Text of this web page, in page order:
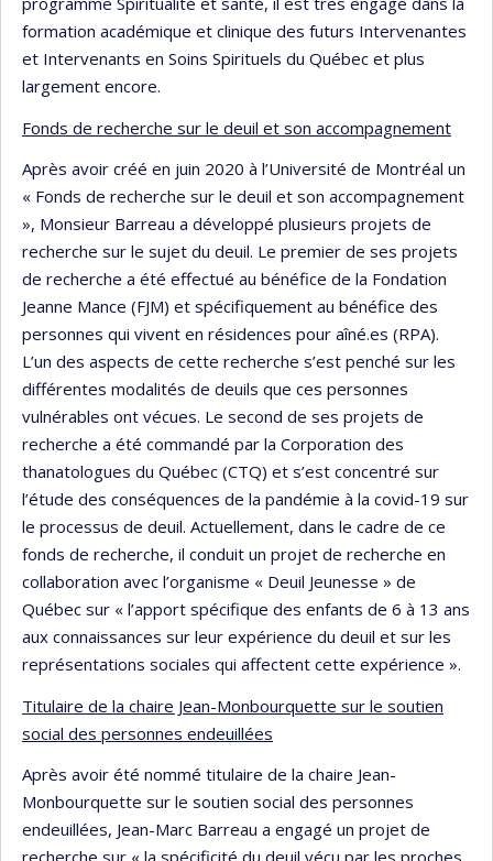
formation académique et clinique des futurs Intervenantes
et Intervenants en Soins Spirituels du Québec et plus
largement encore.
Fonds de recherche sur le deuil et son accompagnement
Après avoir créé en juin 2020 à l’Université de Montréal un
« Fonds de recherche sur le deuil et son accompagnement
», Monsieur Barreau a développé plusieurs projets de
recherche sur le sujet du deuil. Le premier de ses projets
de recherche a été effectué au bénéfice de la Fondation
Jeanne Mance (FJM) et spécifiquement au bénéfice des
personnes qui vivent en résidences pour aîné.es (RPA).
L’un des aspects de cette recherche s’est penché sur les
différentes modalités de deuils que ces personnes
vulnérables ont vécues. Le second de ses projets de
recherche a été commandé par la Corporation des
thanatologues du Québec (CTQ) et s’est concentré sur
l’étude des conséquences de la pandémie à la covid-19 sur
le processus de deuil. Actuellement, dans le cadre de ce
fonds de recherche, il conduit un projet de recherche en
collaboration avec l’organisme « Deuil Jeunesse » de
Québec sur « l’apport spécifique des enfants de 6 à 13 ans
aux connaissances sur leur expérience du deuil et sur les
représentations sociales qui affectent cette expérience ».
Titulaire de la chaire Jean-Monbourquette sur le soutien
social des personnes endeuillées
Après avoir été nommé titulaire de la chaire Jean-
Monbourquette sur le soutien social des personnes
endeuillées, Jean-Marc Barreau a engagé un projet de